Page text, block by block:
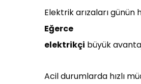
Elektrik arızaları
Eğerce
elektrikçi büyük
Acil durumlarda hızlı